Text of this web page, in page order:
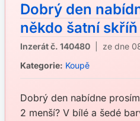
Dobrý den
někdo šatní
Inzerát č. 140480 | ze dne
Kategorie: Koupě
Dobrý den nabídne
2 menší? V bílé a šedé